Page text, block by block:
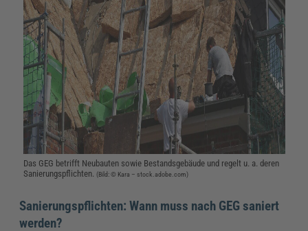
Das GEG betrifft Neubauten sowie Bestandsgebäude und regelt u. a. deren
Sanierungspflichten.
(Bild: © Kara – stock.adobe.com)
Sanierungspflichten: Wann muss nach GEG saniert
werden?